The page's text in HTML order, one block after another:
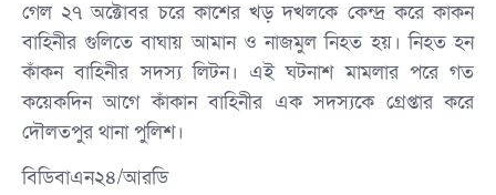
গেল ২৭ অক্টোবর চরে কাশের খড় দখলকে কেন্দ্র করে কাকন
বাহিনীর গুলিতে বাঘায় আমান ও নাজমুল নিহত হয়। নিহত হন
কাঁকন বাহিনীর সদস্য লিটন। এই ঘটনাশ মামলার পরে গত
কয়েকদিন আগে কাঁকান বাহিনীর এক সদস্যকে গ্রেপ্তার করে
দৌলতপুর থানা পুলিশ।
বিডিবাএন২৪/আরডি